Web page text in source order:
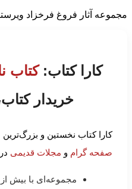
مجموعه آثار فروغ فرخزاد ویرستار
کارا کتاب:کتاب
خریدار
کارا کتاب نخستین و
صفحه گرام و مجلات قدیمی
مجموعه‌ای با بیش از